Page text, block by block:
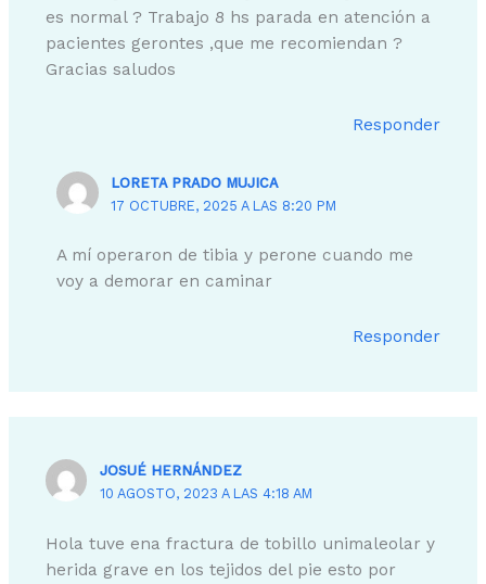
es normal ? Trabajo 8 hs parada en atención a
pacientes gerontes ,que me recomiendan ?
Gracias saludos
Responder
LORETA PRADO MUJICA
17 OCTUBRE, 2025 A LAS 8:20 PM
A mí operaron de tibia y perone cuando me
voy a demorar en caminar
Responder
JOSUÉ HERNÁNDEZ
10 AGOSTO, 2023 A LAS 4:18 AM
Hola tuve ena fractura de tobillo unimaleolar y
herida grave en los tejidos del pie esto por